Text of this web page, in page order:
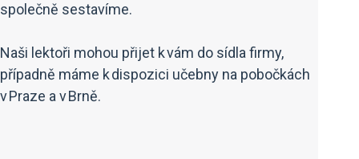
společně sestavíme.
Naši lektoři mohou přijet k vám do sídla firmy,
případně máme k dispozici učebny na pobočkách
v Praze a v Brně.